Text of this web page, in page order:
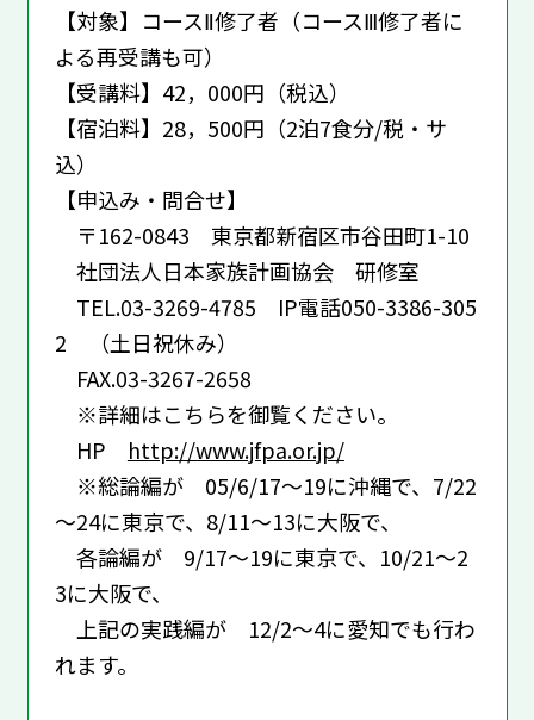
【対象】コースⅡ修了者（コースⅢ修了者に
よる再受講も可）
【受講料】42，000円（税込）
【宿泊料】28，500円（2泊7食分/税・サ
込）
【申込み・問合せ】
〒162-0843 東京都新宿区市谷田町1-10
社団法人日本家族計画協会 研修室
TEL.03-3269-4785 IP電話050-3386-305
2 （土日祝休み）
FAX.03-3267-2658
※詳細はこちらを御覧ください。
HP http://www.jfpa.or.jp/
※総論編が 05/6/17～19に沖縄で、7/22
～24に東京で、8/11～13に大阪で、
各論編が 9/17～19に東京で、10/21～2
3に大阪で、
上記の実践編が 12/2～4に愛知でも行わ
れます。